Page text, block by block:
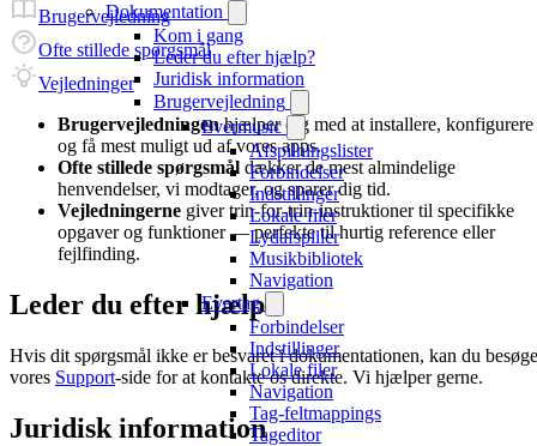
Dokumentation
Kom i gang
Leder du efter hjælp?
Juridisk information
Brugervejledning
Evermusic
Afspilningslister
Forbindelser
Indstillinger
Lokale filer
Lydafspiller
Musikbibliotek
Navigation
Evertag
Forbindelser
Indstillinger
Lokale filer
Navigation
Tag-feltmappings
Tageditor
Brugervejledning
Ofte stillede spørgsmål
Vejledninger
Brugervejledningenhjælper dig med at installere, konfigurere
og få mest muligt ud af vores apps.
Ofte stillede spørgsmål dækker de mest almindelige
henvendelser, vi modtager, og sparer dig tid.
Vejledningerne giver trin-for-trin-instruktioner til specifikke
opgaver og funktioner — perfekte til hurtig reference eller
fejlfinding.
Leder du efter hjælp?
Hvis dit spørgsmål ikke er besvaret i dokumentationen, kan du besøge
vores Support-side for at kontakte os direkte. Vi hjælper gerne.
Juridisk information